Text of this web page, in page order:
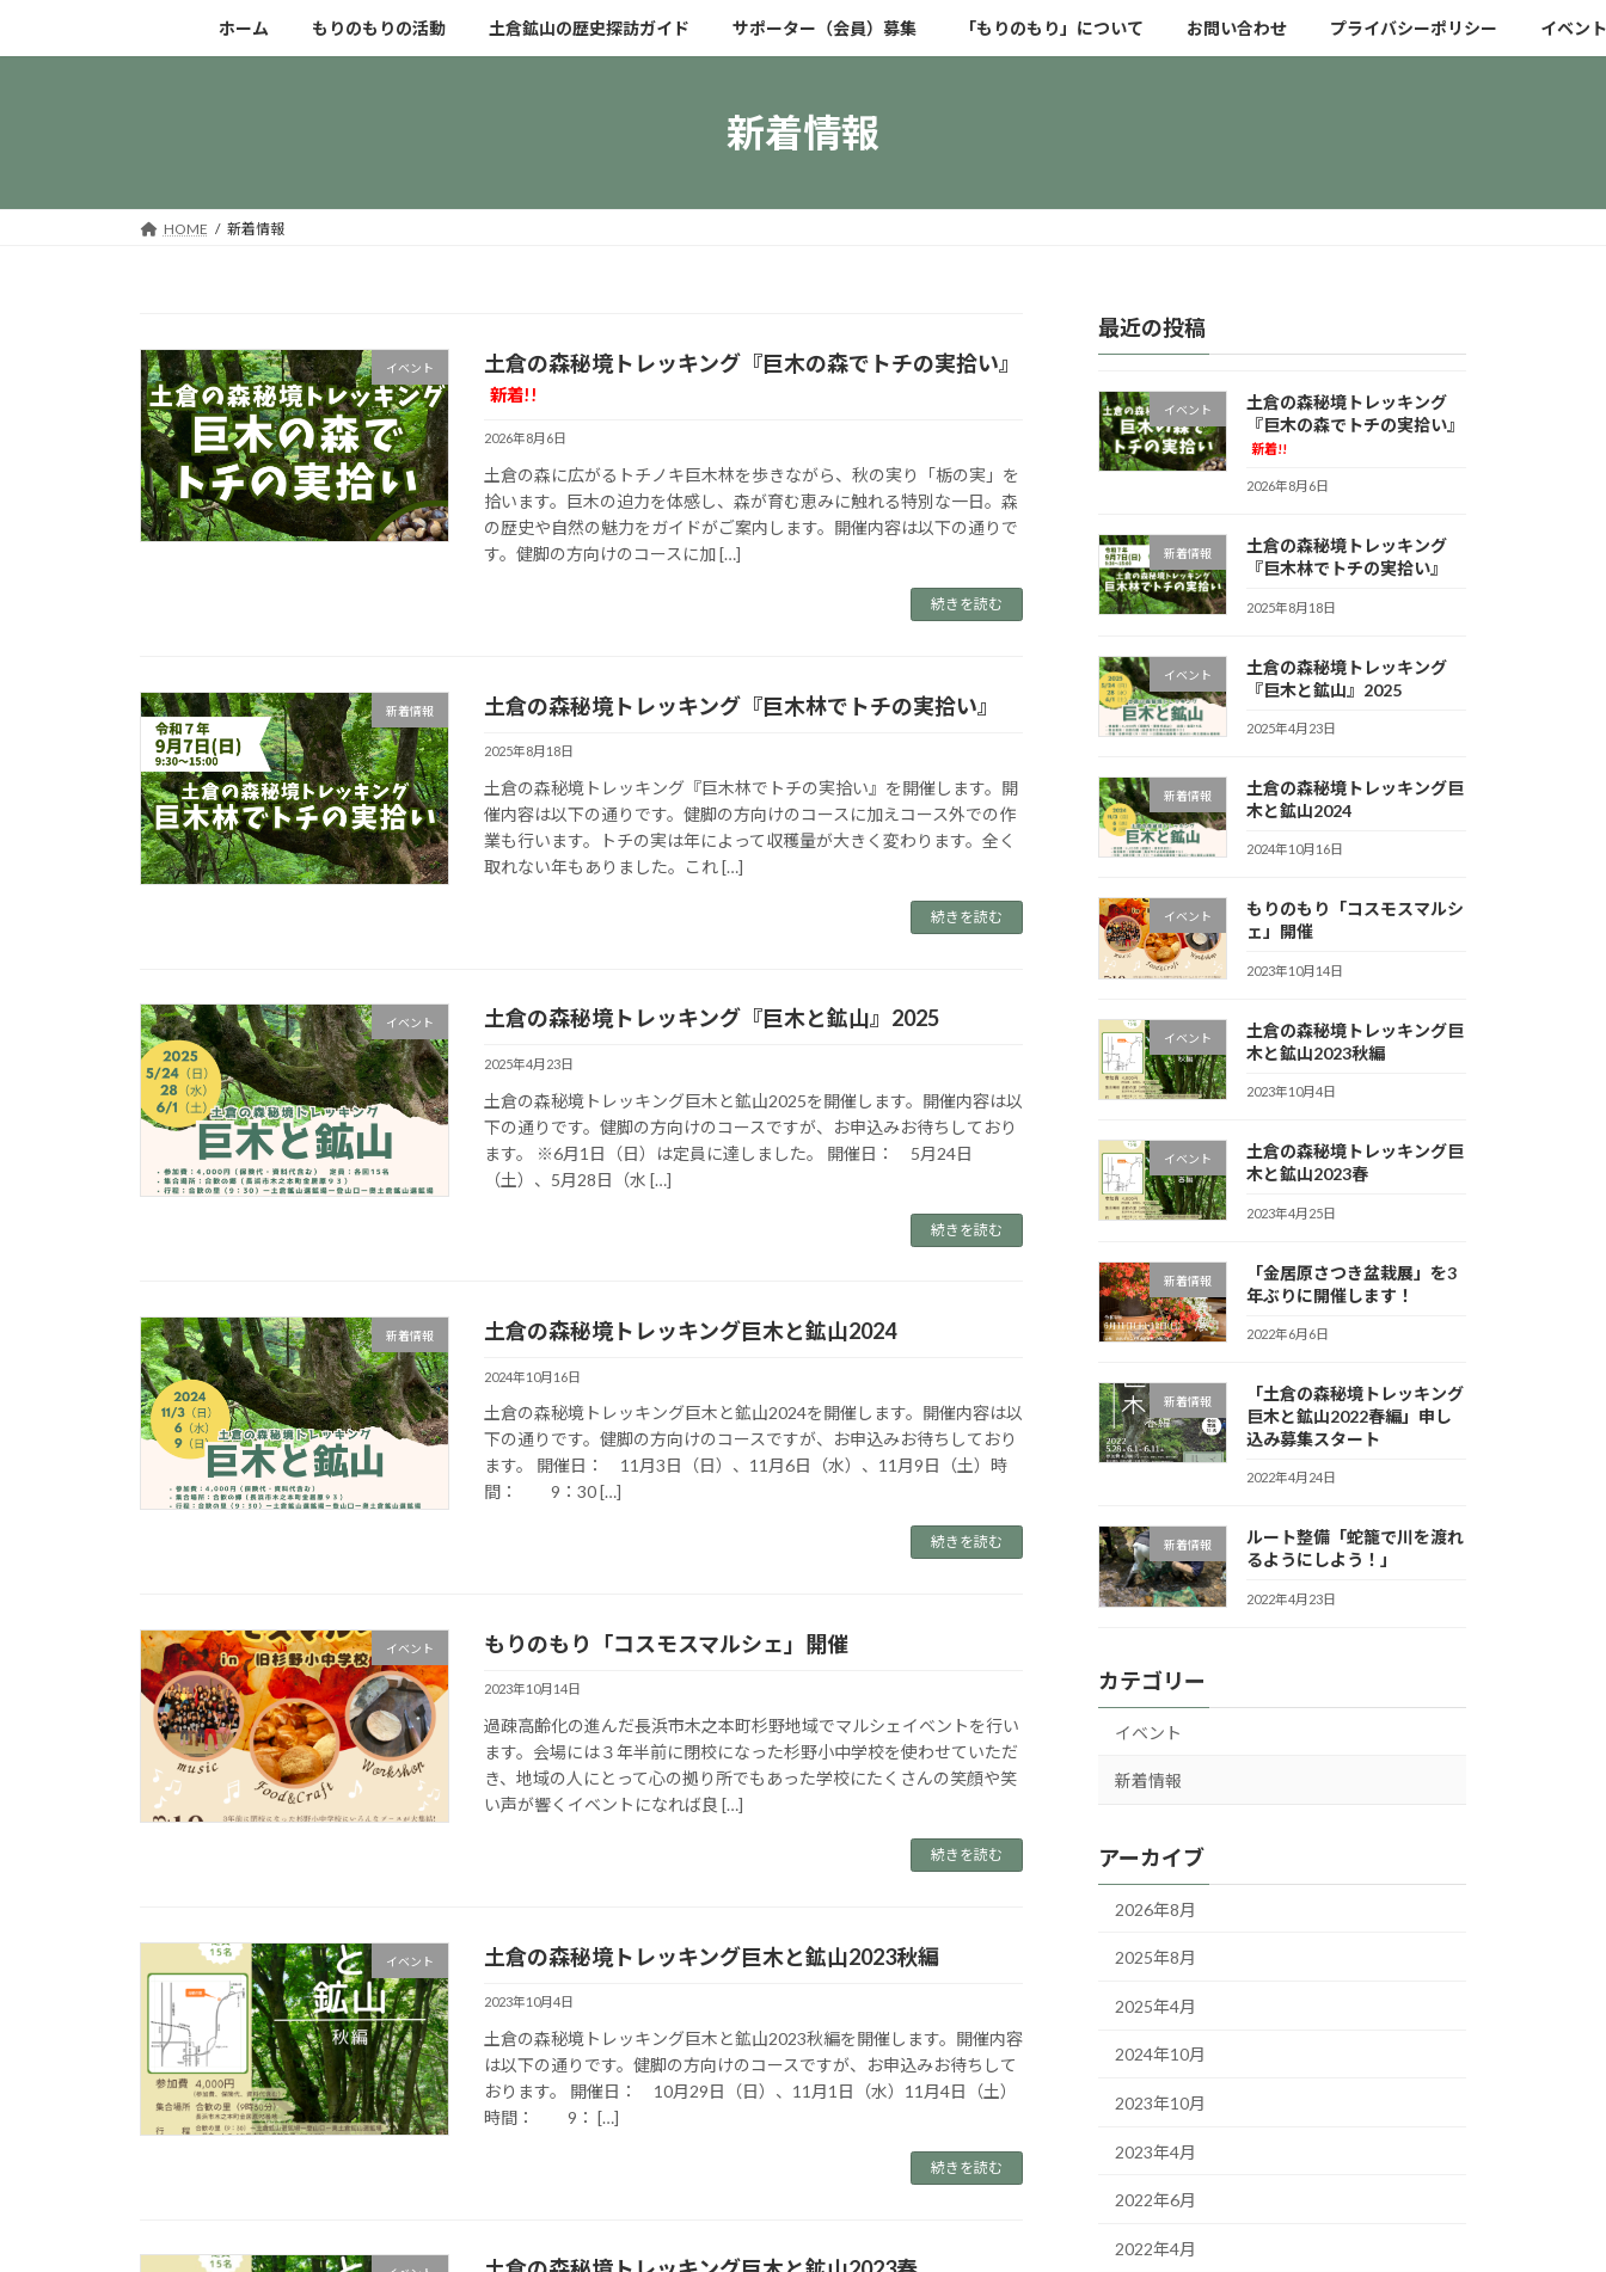
キ
に
ホーム もりのもりの活動 土倉鉱山の歴史探訪ガイド サポーター（会員）募集 「もりのもり」について お問い合わせ プライバシーポリシー イベン
新着情報
HOME 新着情報
イベント 土倉の森秘境トレッキング『巨木の森でトチの実拾い』
新着!!
2026年8月6日
土倉の森に広がるトチノキ巨木林を歩きながら、秋の実り「栃の実」を
拾います。巨木の迫力を体感し、森が育む恵みに触れる特別な一日。森
の歴史や自然の魅力をガイドがご案内します。開催内容は以下の通りで
す。健脚の方向けのコースに加 […]
続きを読む
新着情報 土倉の森秘境トレッキング『巨木林でトチの実拾い』
2025年8月18日
土倉の森秘境トレッキング『巨木林でトチの実拾い』を開催します。開
催内容は以下の通りです。健脚の方向けのコースに加えコース外での作
業も行います。トチの実は年によって収穫量が大きく変わります。全く
取れない年もありました。これ […]
続きを読む
イベント 土倉の森秘境トレッキング『巨木と鉱山』2025
2025年4月23日
土倉の森秘境トレッキング巨木と鉱山2025を開催します。開催内容は以
下の通りです。健脚の方向けのコースですが、お申込みお待ちしており
ます。 ※6月1日（日）は定員に達しました。 開催日： 5月24日
（土）、5月28日（水 […]
続きを読む
新着情報 土倉の森秘境トレッキング巨木と鉱山2024
2024年10月16日
土倉の森秘境トレッキング巨木と鉱山2024を開催します。開催内容は以
下の通りです。健脚の方向けのコースですが、お申込みお待ちしており
ます。 開催日： 11月3日（日）、11月6日（水）、11月9日（土）時
間： 9：30 […]
続きを読む
イベント もりのもり「コスモスマルシェ」開催
2023年10月14日
過疎高齢化の進んだ長浜市木之本町杉野地域でマルシェイベントを行い
ます。会場には３年半前に閉校になった杉野小中学校を使わせていただ
き、地域の人にとって心の拠り所でもあった学校にたくさんの笑顔や笑
い声が響くイベントになれば良 […]
続きを読む
イベント 土倉の森秘境トレッキング巨木と鉱山2023秋編
2023年10月4日
土倉の森秘境トレッキング巨木と鉱山2023秋編を開催します。開催内容
は以下の通りです。健脚の方向けのコースですが、お申込みお待ちして
おります。 開催日： 10月29日（日）、11月1日（水）11月4日（土）
時間： 9： […]
続きを読む
最近の投稿
イベント
土倉の森秘境トレッキング
『巨木の森でトチの実拾い』
新着!!
2026年8月6日
新着情報
土倉の森秘境トレッキング
『巨木林でトチの実拾い』
2025年8月18日
イベント
土倉の森秘境トレッキング
『巨木と鉱山』2025
2025年4月23日
新着情報
土倉の森秘境トレッキング巨
木と鉱山2024
2024年10月16日
イベント
もりのもり「コスモスマルシ
ェ」開催
2023年10月14日
イベント
土倉の森秘境トレッキング巨
木と鉱山2023秋編
2023年10月4日
イベント
土倉の森秘境トレッキング巨
木と鉱山2023春
2023年4月25日
新着情報
「金居原さつき盆栽展」を3
年ぶりに開催します！
2022年6月6日
新着情報
「土倉の森秘境トレッキング
巨木と鉱山2022春編」申し
込み募集スタート
2022年4月24日
新着情報
ルート整備「蛇籠で川を渡れ
るようにしよう！」
2022年4月23日
カテゴリー
イベント
新着情報
アーカイブ
2026年8月
2025年8月
2025年4月
2024年10月
2023年10月
2023年4月
2022年6月
2022年4月